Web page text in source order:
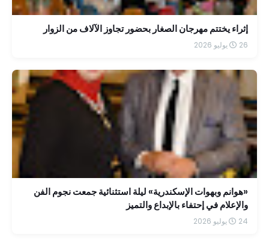
إثراء يختتم مهرجان الصغار بحضور تجاوز الآلاف من الزوار
26 يوليو 2026
«هوانم وبهوات الإسكندرية» ليلة استثنائية جمعت نجوم الفن
والإعلام في إحتفاء بالإبداع والتميز
24 يوليو 2026